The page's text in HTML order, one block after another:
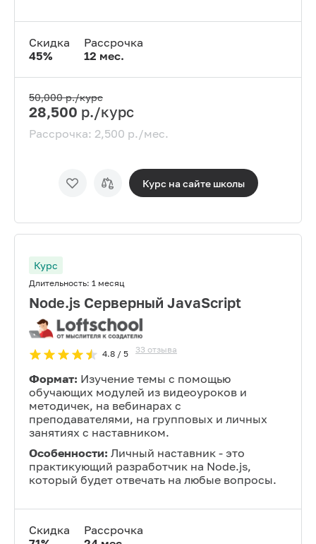
Скидка
45%
Рассрочка
12 мес.
50,000р./курс
28,500 р./курс
Рассрочка: 2,500 р./мес.
Курс на сайте школы
Курс
Длительность: 1 месяц
Node.js Серверный JavaScript
4.8/ 5 33 отзыва
Формат: Изучение темы с помощью
обучающих модулей из видеоуроков и
методичек, на вебинарах с
преподавателями, на групповых и личных
занятиях с наставником.
Особенности: Личный наставник - это
практикующий разработчик на Node.js,
который будет отвечать на любые вопросы.
Скидка
Рассрочка